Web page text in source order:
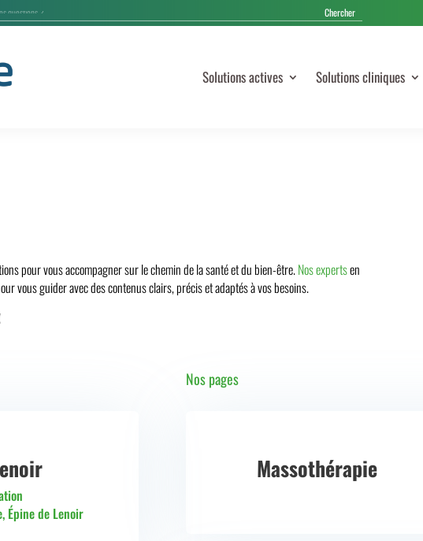
Solutions actives Solutions cliniques
pour vous accompagner sur le chemin de la santé et du bien-être.Nos expertsen
vous guider avec des contenus clairs, précis et adaptés à vos besoins.
, Épine de Lenoir
Nos pages
Massothérapie